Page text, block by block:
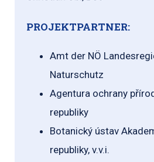
PROJEKTPARTNER:
Amt der NÖ
Naturschutz
Agentura ochrany
republiky
Botanický ústav
republiky, v.v.i.